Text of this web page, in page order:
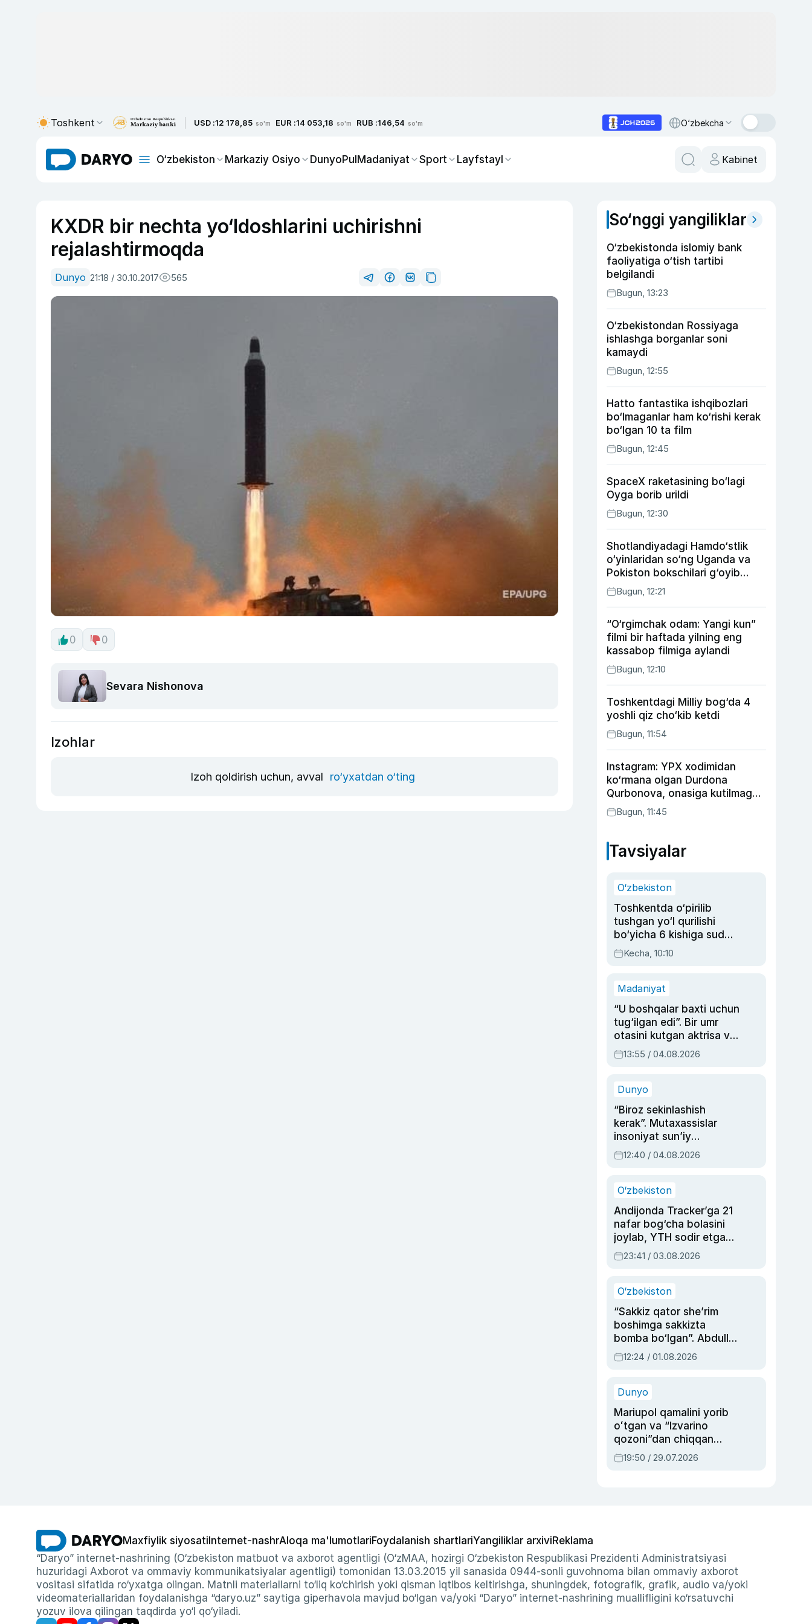
Toshkent USD :12 178,85 so'm EUR :14 053,18 so'm RUB :146,54 so'm O‘zbekcha
O‘zbekiston Markaziy Osiyo DunyoPulMadaniyat Sport Layfstayl Kabinet
KXDR bir nechta yo‘ldoshlarini uchirishni
rejalashtirmoqda
Dunyo 21:18 / 30.10.2017 565
0 0
Sevara Nishonova
Izohlar
Izoh qoldirish uchun, avval ro‘yxatdan o‘ting
So‘nggi yangiliklar
O‘zbekistonda islomiy bank
faoliyatiga o‘tish tartibi
belgilandi
Bugun, 13:23
O‘zbekistondan Rossiyaga
ishlashga borganlar soni
kamaydi
Bugun, 12:55
Hatto fantastika ishqibozlari
bo‘lmaganlar ham ko‘rishi kerak
bo‘lgan 10 ta film
Bugun, 12:45
SpaceX raketasining bo‘lagi
Oyga borib urildi
Bugun, 12:30
Shotlandiyadagi Hamdo‘stlik
o‘yinlaridan so‘ng Uganda va
Pokiston bokschilari g‘oyib
bo‘ldiBugun, 12:21
“O‘rgimchak odam: Yangi kun”
filmi bir haftada yilning eng
kassabop filmiga aylandi
Bugun, 12:10
Toshkentdagi Milliy bog‘da 4
yoshli qiz cho‘kib ketdi
Bugun, 11:54
Instagram: YPX xodimidan
ko‘rmana olgan Durdona
Qurbonova, onasiga kutilmagan
sovg‘a tayyorlagan Umid vines,
xonanda Rayhon nimadan xafa?
Bugun, 11:45
Tavsiyalar
O‘zbekiston
Toshkentda o‘pirilib
tushgan yo‘l qurilishi
bo‘yicha 6 kishiga sud
hukmi o‘qildi
Kecha, 10:10
Madaniyat
“U boshqalar baxti uchun
tug‘ilgan edi”. Bir umr
otasini kutgan aktrisa va
dublyaj ustasi Rimma
Ahmedovaning
13:55 / 04.08.2026
Dunyo
“Biroz sekinlashish
kerak”. Mutaxassislar
insoniyat sun’iy
intellektni boshqara
olmay qolishidan xavotir
12:40 / 04.08.2026
O‘zbekiston
Andijonda Tracker’ga 21
nafar bog‘cha bolasini
joylab, YTH sodir etgan
ayolga sud hukmi o‘qildi
23:41 / 03.08.2026
O‘zbekiston
“Sakkiz qator she’rim
boshimga sakkizta
bomba bo‘lgan”. Abdulla
Oripovni siyosiy
ayblovlardan asrab
12:24 / 01.08.2026
Dunyo
Mariupol qamalini yorib
oʻtgan va “Izvarino
qozoni”dan chiqqan
qahramon — Ukraina
armiyasi bosh
19:50 / 29.07.2026
Maxfiylik siyosati Internet-nashrAloqa ma'lumotlariFoydalanish shartlariYangiliklar arxiviReklama
“Daryo” internet-nashrining (O‘zbekiston matbuot va axborot agentligi (O‘zMAA, hozirgi O‘zbekiston Respublikasi Prezidenti Administratsiyasi
huzuridagi Axborot va ommaviy kommunikatsiyalar agentligi) tomonidan 13.03.2015 yil sanasida 0944-sonli guvohnoma bilan ommaviy axborot
vositasi sifatida ro‘yxatga olingan. Matnli materiallarni to‘liq ko‘chirish yoki qisman iqtibos keltirishga, shuningdek, fotografik, grafik, audio va/yoki
videomateriallaridan foydalanishga “daryo.uz” saytiga giperhavola mavjud bo‘lgan va/yoki “Daryo” internet-nashrining muallifligini ko‘rsatuvchi
yozuv ilova qilingan taqdirda yo‘l qo‘yiladi.